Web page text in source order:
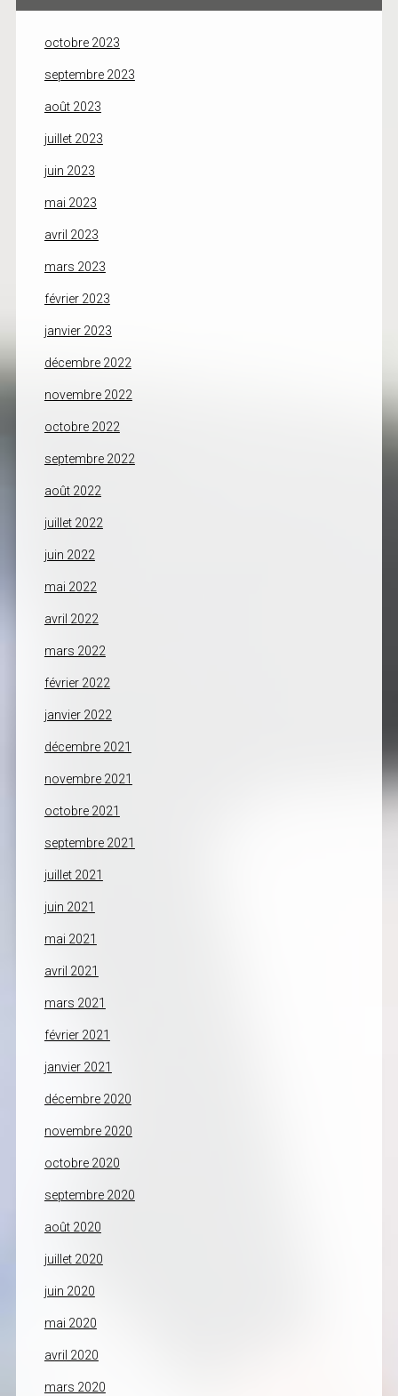
octobre 2023
septembre 2023
août 2023
juillet 2023
juin 2023
mai 2023
avril 2023
mars 2023
février 2023
janvier 2023
décembre 2022
novembre 2022
octobre 2022
septembre 2022
août 2022
juillet 2022
juin 2022
mai 2022
avril 2022
mars 2022
février 2022
janvier 2022
décembre 2021
novembre 2021
octobre 2021
septembre 2021
juillet 2021
juin 2021
mai 2021
avril 2021
mars 2021
février 2021
janvier 2021
décembre 2020
novembre 2020
octobre 2020
septembre 2020
août 2020
juillet 2020
juin 2020
mai 2020
avril 2020
mars 2020